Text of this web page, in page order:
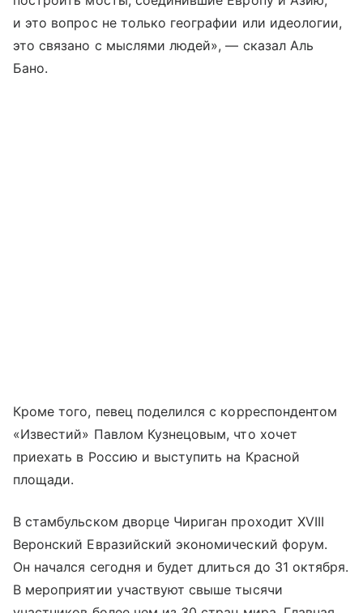
и это вопрос не только географии или идеологии,
это связано с мыслями людей», — сказал Аль
Бано.
Кроме того, певец поделился с корреспондентом
«Известий» Павлом Кузнецовым, что хочет
приехать в Россию и выступить на Красной
площади.
В стамбульском дворце Чириган проходит XVIII
Веронский Евразийский экономический форум.
Он начался сегодня и будет длиться до 31 октября.
В мероприятии участвуют свыше тысячи